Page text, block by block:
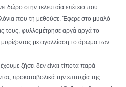
δώρο στην τελευταία επέτειο που
που τη μεθούσε. Έφερε στο μυαλό
τους, φυλλομέτρησε αργά αργά το
με αγαλλίαση το άρωμα των
ζήσει δεν είναι τίποτα παρά
προκαταβολικά την επιτυχία της